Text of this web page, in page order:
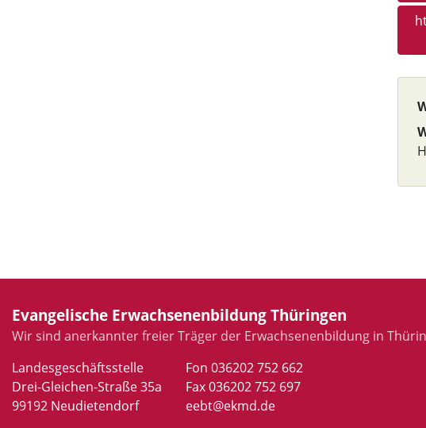
Evangelische Erwachsenenbildung Thüringen
Wir sind anerkannter freier Träger der Erwachsenenbildung in
Landesgeschäftsstelle
Drei-Gleichen-Straße 35a
99192 Neudietendorf
Fon 036202 752 662
Fax 036202 752 697
eebt@ekmd.de